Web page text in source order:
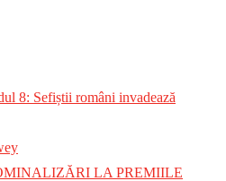
8: Sefiștii români invadează
LA PREMIILE